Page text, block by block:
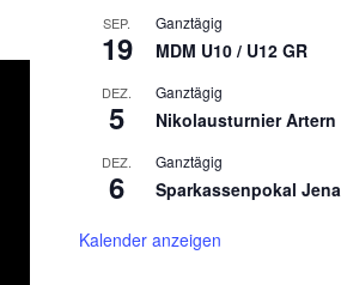
SEP.
19
Ganztägig
MDM U10 / U12 GR
DEZ.
5
Ganztägig
Nikolausturnier Artern
DEZ.
6
Ganztägig
Sparkassenpokal Jena
Kalender anzeigen